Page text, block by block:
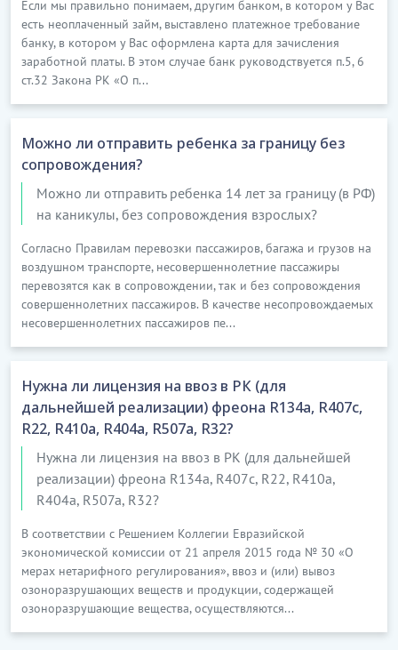
Если мы правильно понимаем, другим банком, в котором у Вас
есть неоплаченный займ, выставлено платежное требование
банку, в котором у Вас оформлена карта для зачисления
заработной платы. В этом случае банк руководствуется п.5, 6
ст.32 Закона РК «О п...
Можно ли отправить ребенка за границу без
сопровождения?
Можно ли отправить ребенка 14 лет за границу (в РФ)
на каникулы, без сопровождения взрослых?
Согласно Правилам перевозки пассажиров, багажа и грузов на
воздушном транспорте, несовершеннолетние пассажиры
перевозятся как в сопровождении, так и без сопровождения
совершеннолетних пассажиров. В качестве несопровождаемых
несовершеннолетних пассажиров пе...
Нужна ли лицензия на ввоз в РК (для
дальнейшей реализации) фреона R134a, R407с,
R22, R410a, R404a, R507a, R32?
Нужна ли лицензия на ввоз в РК (для дальнейшей
реализации) фреона R134a, R407с, R22, R410a,
R404a, R507a, R32?
В соответствии с Решением Коллегии Евразийской
экономической комиссии от 21 апреля 2015 года № 30 «О
мерах нетарифного регулирования», ввоз и (или) вывоз
озоноразрушающих веществ и продукции, содержащей
озоноразрушающие вещества, осуществляются...